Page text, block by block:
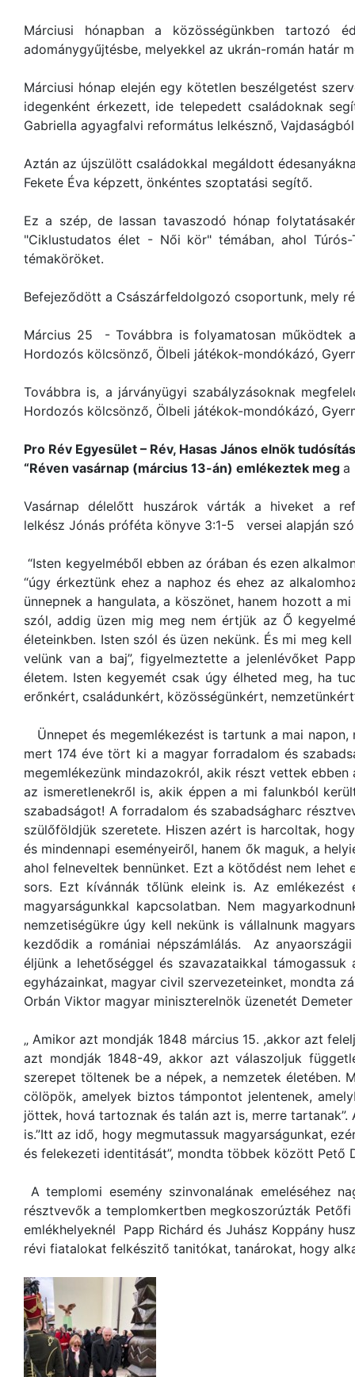
Márciusi hónapban a közösségünkben tartozó
adománygyűjtésbe, melyekkel az ukrán-román határ
Márciusi hónap elején egy kötetlen beszélgetést
idegenként érkezett, ide telepedett családoknak
Gabriella agyagfalvi református lelkésznő,
Aztán az újszülött családokkal megáldott
Fekete Éva képzett, önkéntes szoptatási segítő.
Ez a szép, de lassan tavaszodó hónap
"Ciklustudatos élet - Női kör" témában, ahol
témaköröket.
Befejeződött a Császárfeldolgozó csoportunk, mely
Március 25 - Továbbra is folyamatosan működtek
Hordozós kölcsönző, Ölbeli játékok-mondókázó,
Továbbra is, a járványügyi szabályzásoknak
Hordozós kölcsönző, Ölbeli játékok-mondókázó,
Pro Rév Egyesület – Rév, Hasas János elnök
“Réven vasárnap (március 13-án) emlékeztek meg a
Vasárnap délelőtt huszárok várták a hiveket a
lelkész Jónás próféta könyve 3:1-5 versei alapján
“Isten kegyelméből ebben az órában és ezen
“úgy érkeztünk ehez a naphoz és ehez az
ünnepnek a hangulata, a köszönet, hanem hozott a
szól, addig üzen mig meg nem értjük az Ő
életeinkben. Isten szól és üzen nekünk. És mi meg
velünk van a baj”, figyelmeztette a jelenlévőket
életem. Isten kegyemét csak úgy élheted meg, ha
erőnkért, családunkért, közösségünkért,
Ünnepet és megemlékezést is tartunk a mai napon,
mert 174 éve tört ki a magyar forradalom és
megemlékezünk mindazokról, akik részt vettek
az ismeretlenekről is, akik éppen a mi falunkból
szabadságot! A forradalom és szabadságharc
szülőföldjük szeretete. Hiszen azért is harcoltak,
és mindennapi eseményeiről, hanem ők maguk, a
ahol felneveltek bennünket. Ezt a kötődést nem lehet
sors. Ezt kívánnák tőlünk eleink is. Az
magyarságunkkal kapcsolatban. Nem
nemzetiségükre úgy kell nekünk is vállalnunk
kezdődik a romániai népszámlálás. Az
éljünk a lehetőséggel és szavazataikkal
egyházainkat, magyar civil szervezeteinket, mondta
Orbán Viktor magyar miniszterelnök üzenetét
„ Amikor azt mondják 1848 március 15. ,akkor azt
azt mondják 1848-49, akkor azt válaszoljuk
szerepet töltenek be a népek, a nemzetek életében.
cölöpök, amelyek biztos támpontot jelentenek,
jöttek, hová tartoznak és talán azt is, merre
is.”Itt az idő, hogy megmutassuk magyarságunkat,
és felekezeti identitását”, mondta többek között Pető
A templomi esemény szinvonalának emeléséhez
résztvevők a templomkertben megkoszorúzták
emlékhelyeknél Papp Richárd és Juhász Koppány
révi fiatalokat felkészitő tanitókat, tanárokat, hogy